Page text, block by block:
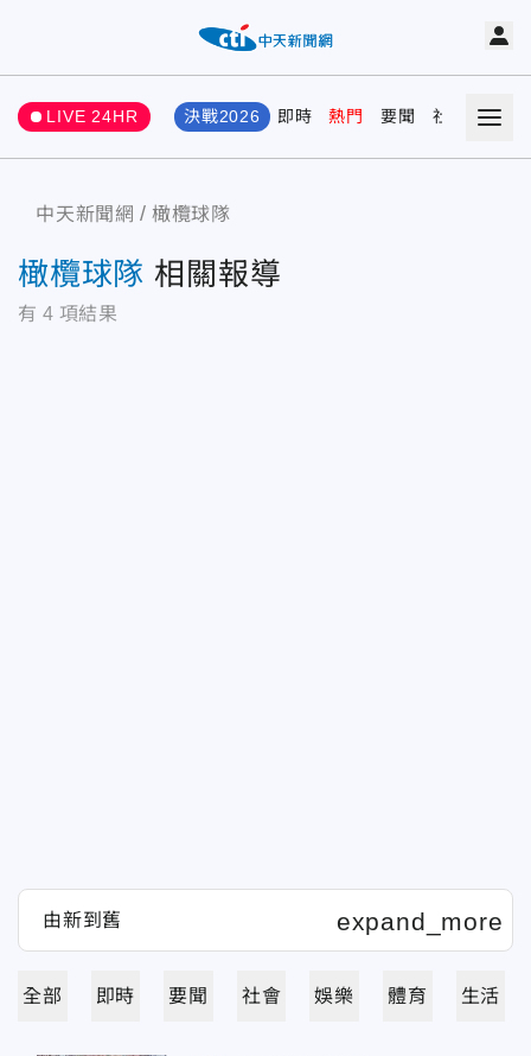
LIVE 24HR 決戰2026 即時 熱門 要聞 社會 娛樂
中天新聞網 橄欖球隊
橄欖球隊 相關報導
有 4 項結果
全部 即時 要聞 社會 娛樂 體育 生活